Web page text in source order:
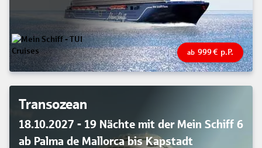
ab 999€ p.P.
Transozean
18.10.2027 - 19 Nächte mit der Mein Schiff 6
ab Palma de Mallorca bis Kapstadt